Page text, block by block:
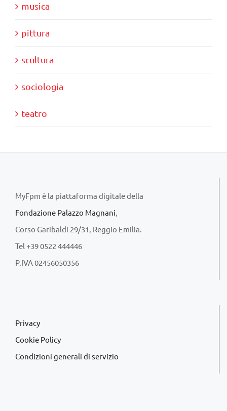
musica
pittura
scultura
sociologia
teatro
MyFpm è la piattaforma digitale della
Fondazione Palazzo Magnani,
Corso Garibaldi 29/31, Reggio Emilia.
Tel +39 0522 444446
P.IVA 02456050356
Privacy
Cookie Policy
Condizioni generali di servizio